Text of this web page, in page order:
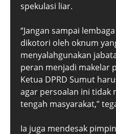
spekulasi liar.
“Jangan sampai
dikotori oleh oknum
menyalahgunakan
peran menjadi makelar
Ketua DPRD Sumut
agar persoalan ini tidak
tengah masyarakat,”
Ia juga mendesak